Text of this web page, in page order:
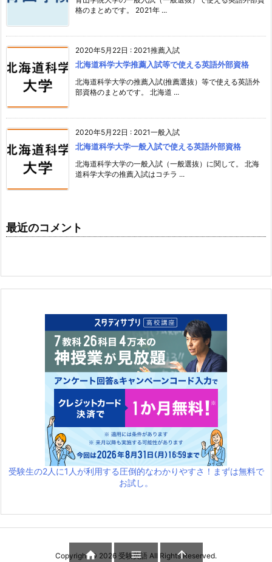
格のまとめです。 2021年 ...
2020年5月22日 : 2021推薦入試
北海道科学大学推薦入試等で使える英語外部資格
北海道科学大学の推薦入試(推薦選抜）等で使える英語外
部資格のまとめです。 北海道 ...
2020年5月22日 : 2021一般入試
北海道科学大学一般入試で使える英語外部資格
北海道科学大学の一般入試（一般選抜）に関して。 北海
道科学大学の推薦入試はコチラ ...
最近のコメント
受験生の2人に1人が利用する圧倒的なわかりやすさ！まずは無料で
お試し。
Copyright © 2026 受験英語 All Rights Reserved.
  